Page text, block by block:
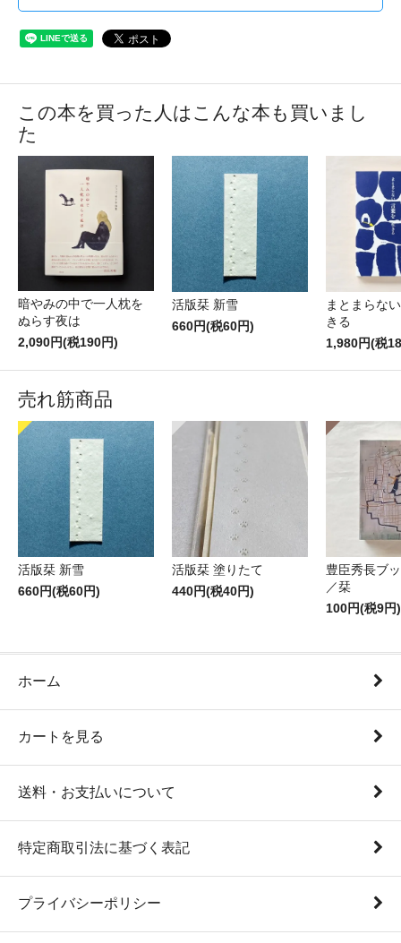
この本を買った人はこんな本も買いまし
た
暗やみの中で一人枕を
ぬらす夜は
2,090円(税190円)
活版栞 新雪
660円(税60円)
まとまらな
きる
1,980円(税
売れ筋商品
活版栞 新雪
660円(税60円)
活版栞 塗りたて
440円(税40円)
豊臣秀長ブ
／栞
100円(税9円)
ホーム
カートを見る
送料・お支払いについて
特定商取引法に基づく表記
プライバシーポリシー